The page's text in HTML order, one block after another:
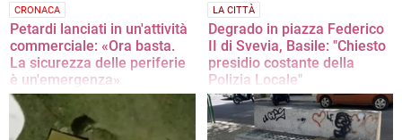
CRONACA
Petardi lanciati in un'attività
commerciale: «Ora basta.
La sicurezza delle periferie
è un'emergenza»
La nota del Comitato di Quartiere
Zona 167
LA CITTÀ
Degrado in piazza Federico
II di Svevia, Basile: "Chiesto
presidio costante della
Polizia Locale"
Mercoledì sera, proprio in piazza, la
riunione della Commissione Lavori
Pubblici